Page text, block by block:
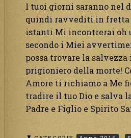
I tuoi giorni saranno nel
quindi ravvediti in fretta
istanti Mi incontrerai oh
secondo i Miei
possa trovare la
prigioniero della morte!
Amore ti richiamo a Me
tradire il tuo Dio e salva
Padre e Figlio e Spirito